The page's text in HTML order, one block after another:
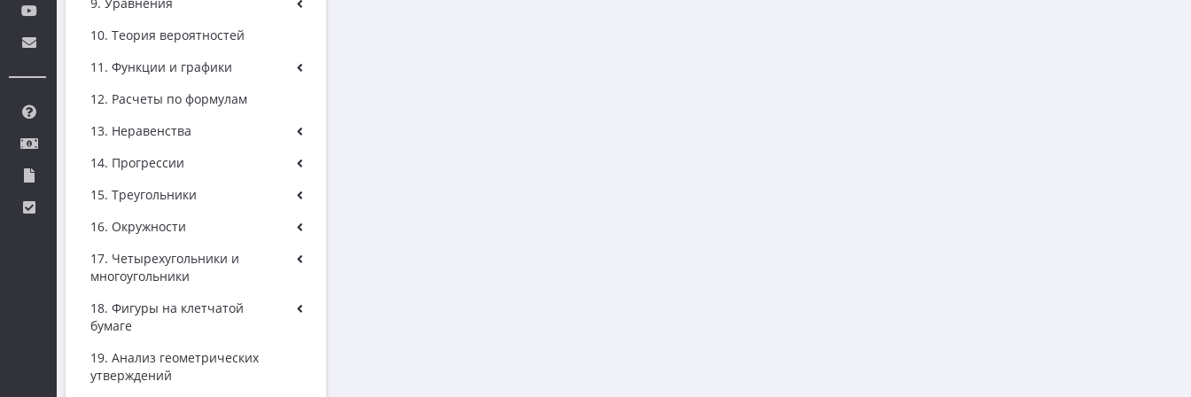
10. Теория вероятностей
11. Функции и графики
12. Расчеты по формулам
13. Неравенства
14. Прогрессии
15. Треугольники
16. Окружности
17. Четырехугольники и
многоугольники
18. Фигуры на клетчатой
бумаге
19. Анализ геометрических
утверждений